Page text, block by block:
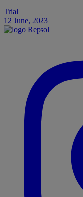
Trial
12 June, 2023